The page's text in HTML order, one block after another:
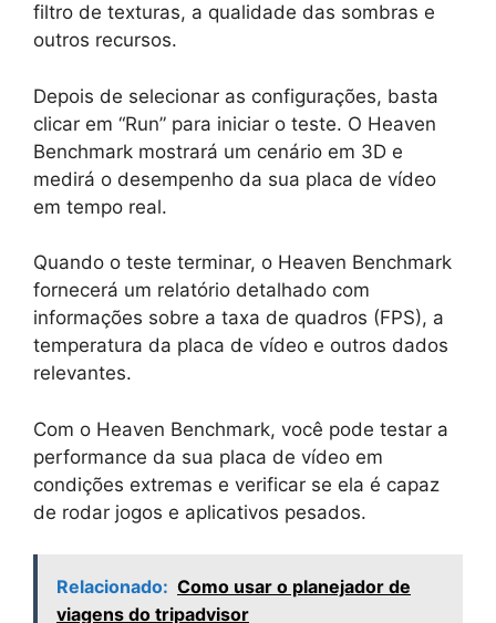
filtro de texturas, a qualidade das sombras e
outros recursos.
Depois de selecionar as configurações, basta
clicar em “Run” para iniciar o teste. O Heaven
Benchmark mostrará um cenário em 3D e
medirá o desempenho da sua placa de vídeo
em tempo real.
Quando o teste terminar, o Heaven Benchmark
fornecerá um relatório detalhado com
informações sobre a taxa de quadros (FPS), a
temperatura da placa de vídeo e outros dados
relevantes.
Com o Heaven Benchmark, você pode testar a
performance da sua placa de vídeo em
condições extremas e verificar se ela é capaz
de rodar jogos e aplicativos pesados.
Relacionado: Como usar o planejador de
viagens do tripadvisor